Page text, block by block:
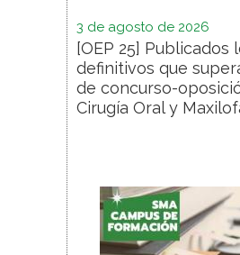
3 de agosto de 2026
[OEP 25] Publicados
definitivos que
de concurso-
Cirugía Oral y